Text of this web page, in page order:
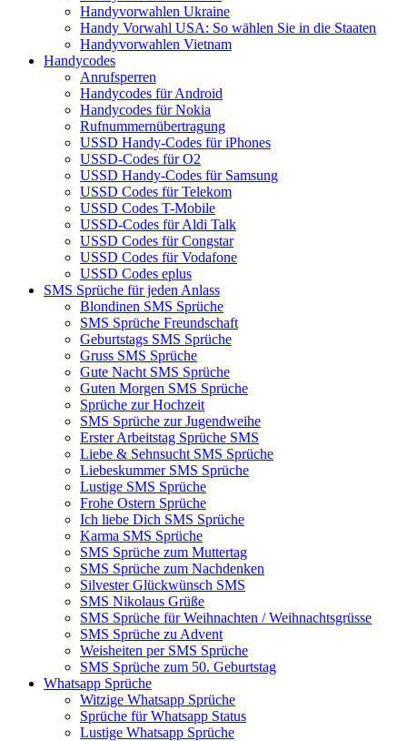
Handyvorwahlen Ukraine
Handy Vorwahl USA: So wählen Sie in die Staaten
Handyvorwahlen Vietnam
Handycodes
Anrufsperren
Handycodes für Android
Handycodes für Nokia
Rufnummernübertragung
USSD Handy-Codes für iPhones
USSD-Codes für O2
USSD Handy-Codes für Samsung
USSD Codes für Telekom
USSD Codes T-Mobile
USSD-Codes für Aldi Talk
USSD Codes für Congstar
USSD Codes für Vodafone
USSD Codes eplus
SMS Sprüche für jeden Anlass
Blondinen SMS Sprüche
SMS Sprüche Freundschaft
Geburtstags SMS Sprüche
Gruss SMS Sprüche
Gute Nacht SMS Sprüche
Guten Morgen SMS Sprüche
Sprüche zur Hochzeit
SMS Sprüche zur Jugendweihe
Erster Arbeitstag Sprüche SMS
Liebe & Sehnsucht SMS Sprüche
Liebeskummer SMS Sprüche
Lustige SMS Sprüche
Frohe Ostern Sprüche
Ich liebe Dich SMS Sprüche
Karma SMS Sprüche
SMS Sprüche zum Muttertag
SMS Sprüche zum Nachdenken
Silvester Glückwünsch SMS
SMS Nikolaus Grüße
SMS Sprüche für Weihnachten / Weihnachtsgrüsse
SMS Sprüche zu Advent
Weisheiten per SMS Sprüche
SMS Sprüche zum 50. Geburtstag
Whatsapp Sprüche
Witzige Whatsapp Sprüche
Sprüche für Whatsapp Status
Lustige Whatsapp Sprüche